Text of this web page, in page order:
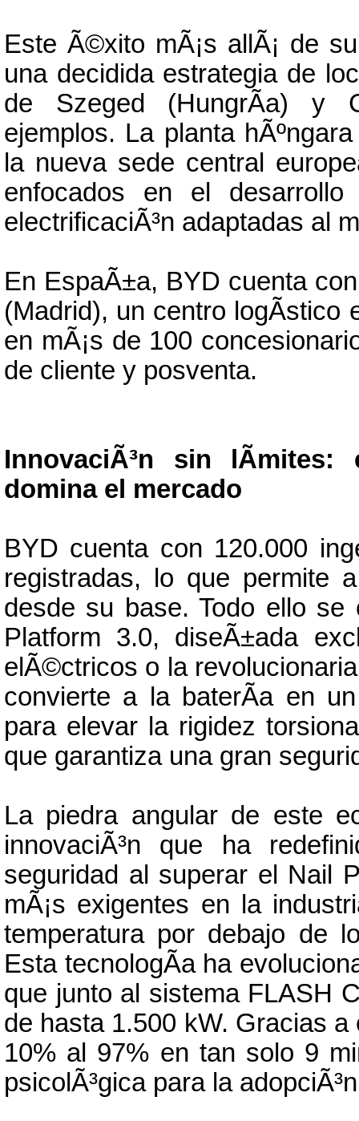
Este Ã©xito mÃ¡s allÃ¡ de
una decidida estrategia de
de Szeged (HungrÃ­a) y
ejemplos. La planta
la nueva sede central
enfocados en el
electrificaciÃ³n adaptadas al
En EspaÃ±a, BYD cuenta
(Madrid), un centro logÃ­stico
en mÃ¡s de 100
de cliente y posventa.
InnovaciÃ³n sin lÃ­mites:
domina el mercado
BYD cuenta con 120.000
registradas, lo que permite
desde su base. Todo ello
Platform 3.0, diseÃ±ada
elÃ©ctricos o la
convierte a la baterÃ­a en
para elevar la rigidez
que garantiza una gran
La piedra angular de este
innovaciÃ³n que ha
seguridad al superar el Nail
mÃ¡s exigentes en la
temperatura por debajo de
Esta tecnologÃ­a ha
que junto al sistema FLASH
de hasta 1.500 kW. Gracias
10% al 97% en tan solo 9
psicolÃ³gica para la